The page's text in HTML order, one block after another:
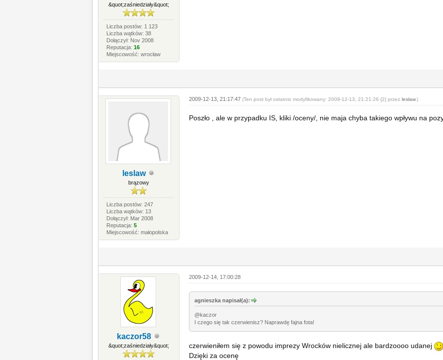
&quot;zaśniedziały&quot;
Liczba postów: 1 123
Liczba wątków: 38
Dołączył: Nov 2008
Reputacja:16
Miejscowość: wrocław
leslaw
brązowy
Liczba postów: 247
Liczba wątków: 13
Dołączył: Mar 2008
Reputacja:5
Miejscowość: małopolska
2009-12-13, 21:17:47 (Ten post był ostatnio modyfikowany: 2009-12-13, 21:21:26 {2} przez leslaw.)
Poszło , ale w przypadku IS, kliki /oceny/, nie maja chyba takiego wpływu na
kaczor58
&quot;zaśniedziały&quot;
2009-12-14, 17:00:28
agnieszka napisał(a):
@kaczor
I czego się tak czerwienisz? Naprawdę fajna fota!
czerwieniłem się z powodu imprezy Wrocków nielicznej ale bardzoooo udanej
Dzięki za ocenę